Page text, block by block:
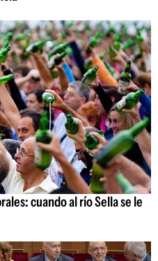
cuando al río Sella se le